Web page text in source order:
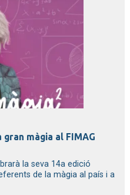
gran màgia al FIMAG
la seva 14a edició
de la màgia al país i a